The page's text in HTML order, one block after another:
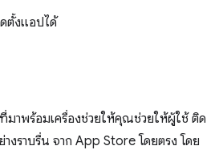
ตั้งแอปได้
าพร้อมเครื่องช่วยให้คุณช่วยให้ผู้ใช้ ติด
งราบรื่น จาก App Store โดยตรง โดย